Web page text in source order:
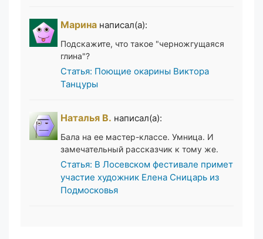
Марина написал(а):
Подскажите, что такое "черножгущаяся
глина"?
Статья: Поющие окарины Виктора
Танцуры
Наталья В. написал(а):
Бала на ее мастер-классе. Умница. И
замечательный рассказчик к тому же.
Статья: В Лосевском фестивале примет
участие художник Елена Сницарь из
Подмосковья